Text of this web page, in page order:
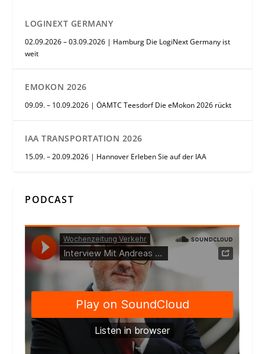
LOGINEXT GERMANY
02.09.2026 – 03.09.2026 | Hamburg Die LogiNext Germany ist
weit
EMOKON 2026
09.09. – 10.09.2026 | ÖAMTC Teesdorf Die eMokon 2026 rückt
IAA TRANSPORTATION 2026
15.09. – 20.09.2026 | Hannover Erleben Sie auf der IAA
PODCAST